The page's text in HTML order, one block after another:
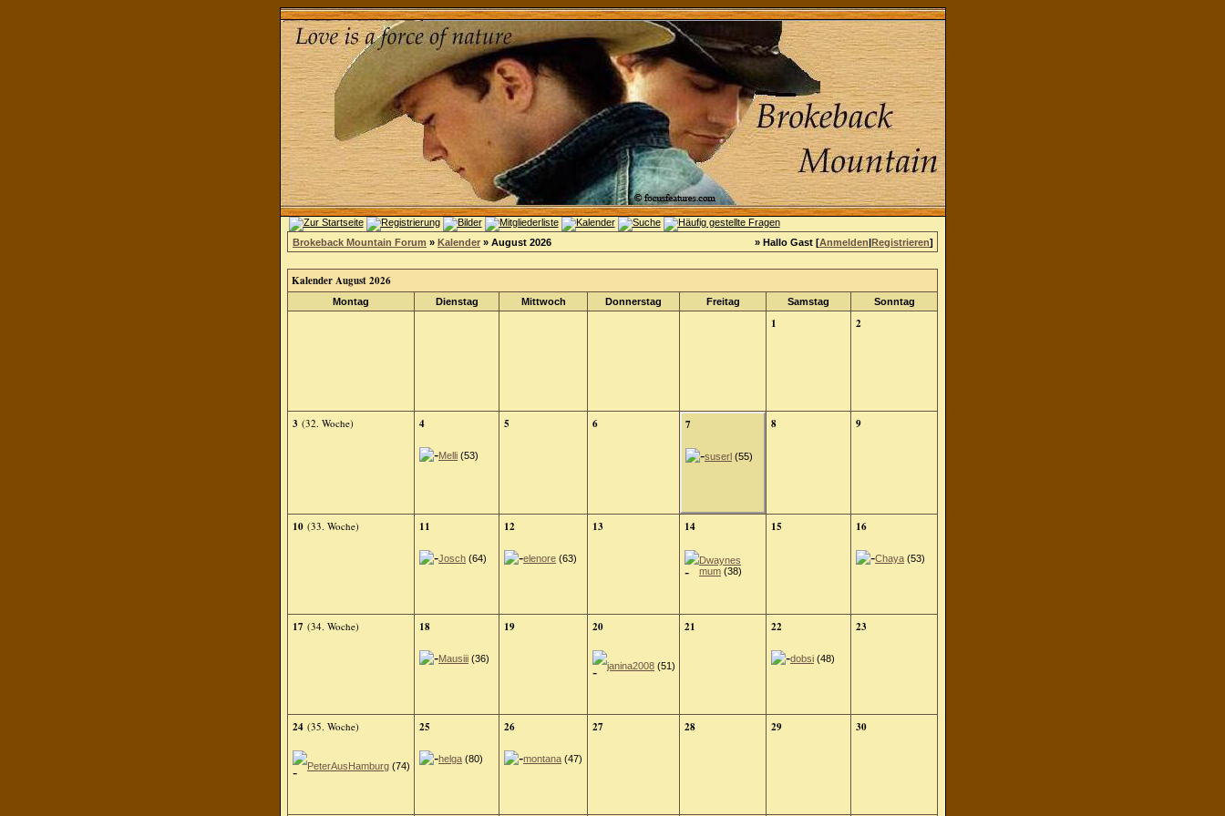
Brokeback Mountain Forum » Kalender » August 2026 » Hallo Gast [Anmelden|Registrieren]
Kalender August 2026
Montag Dienstag Mittwoch Donnerstag Freitag Samstag Sonntag
1 2
3 (32. Woche) 4
Melli (53)
5 6 7
suserl (55)
8 9
10 (33. Woche) 11
Josch (64)
12
elenore (63)
13 14
Dwaynes
mum (38)
15 16
Chaya (53)
17 (34. Woche) 18
Mausiii (36)
19 20
janina2008 (51)
21 22
dobsi (48)
23
24 (35. Woche)
PeterAusHamburg (74)
25
helga (80)
26
montana (47)
27 28 29 30